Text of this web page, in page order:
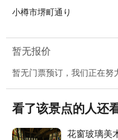
小樽市堺町通り
暂无报价
暂无门票预订，我们正在努
看了该景点的人还
花窗玻璃美